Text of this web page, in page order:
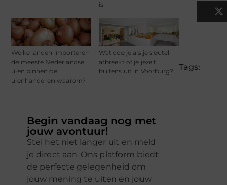
is
Welke landen importeren
de meeste Nederlandse
uien binnen de
uienhandel en waarom?
Wat doe je als je sleutel
afbreekt of je jezelf
buitensluit in Voorburg?
Begin vandaag nog met
jouw avontuur!
Stel het niet langer uit en meld
je direct aan. Ons platform biedt
de perfecte gelegenheid om
jouw mening te uiten en jouw
Tags: